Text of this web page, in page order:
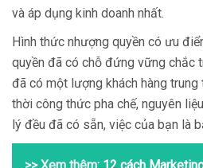
và áp dụng kinh doanh nhất.
Hình thức nhượng quyền có ưu
quyền đã có chỗ đứng vững chắc
đã có một lượng khách hàng
thời công thức pha chế, nguyên
lý đều đã có sẵn, việc của bạn là
>> Xem thêm: 12 cách